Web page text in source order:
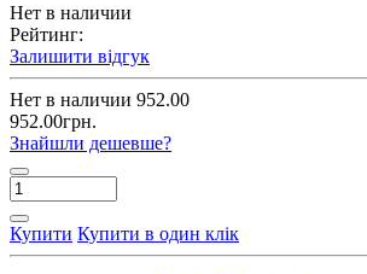
Нет в наличии
Рейтинг:
Залишити відгук
Нет в наличии 952.00
952.00грн.
Знайшли дешевше?
Купити Купити в один клік